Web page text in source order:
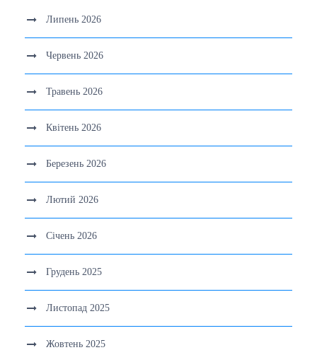
Липень 2026
Червень 2026
Травень 2026
Квітень 2026
Березень 2026
Лютий 2026
Січень 2026
Грудень 2025
Листопад 2025
Жовтень 2025